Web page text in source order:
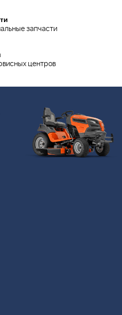
запчасти
центров